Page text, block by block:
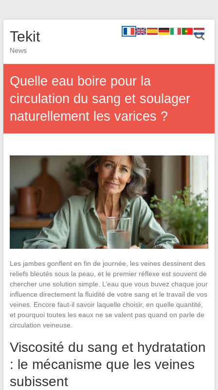
Tekit
News
Quelle eau boire pour la
circulation du sang et soulager
naturellement les varices ?
Les jambes gonflent en fin de journée, les veines dessinent des
reliefs bleutés sous la peau, et le premier réflexe est souvent de
chercher une solution simple. L’eau que vous buvez chaque jour
influence directement la fluidité de votre sang et le travail de vos
veines. Encore faut-il savoir laquelle choisir, en quelle quantité,
et pourquoi toutes les eaux ne se valent pas quand on parle de
circulation veineuse.
Viscosité du sang et hydratation
: le mécanisme que les veines
subissent